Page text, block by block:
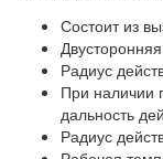
Состоит из
Радиус
При наличии
дальность
Радиус